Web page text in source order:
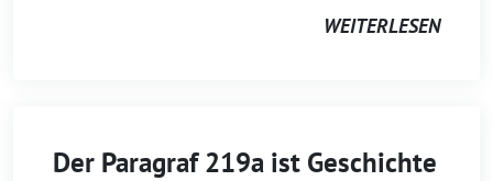
WEITERLESEN
Der Paragraf 219a ist Geschichte